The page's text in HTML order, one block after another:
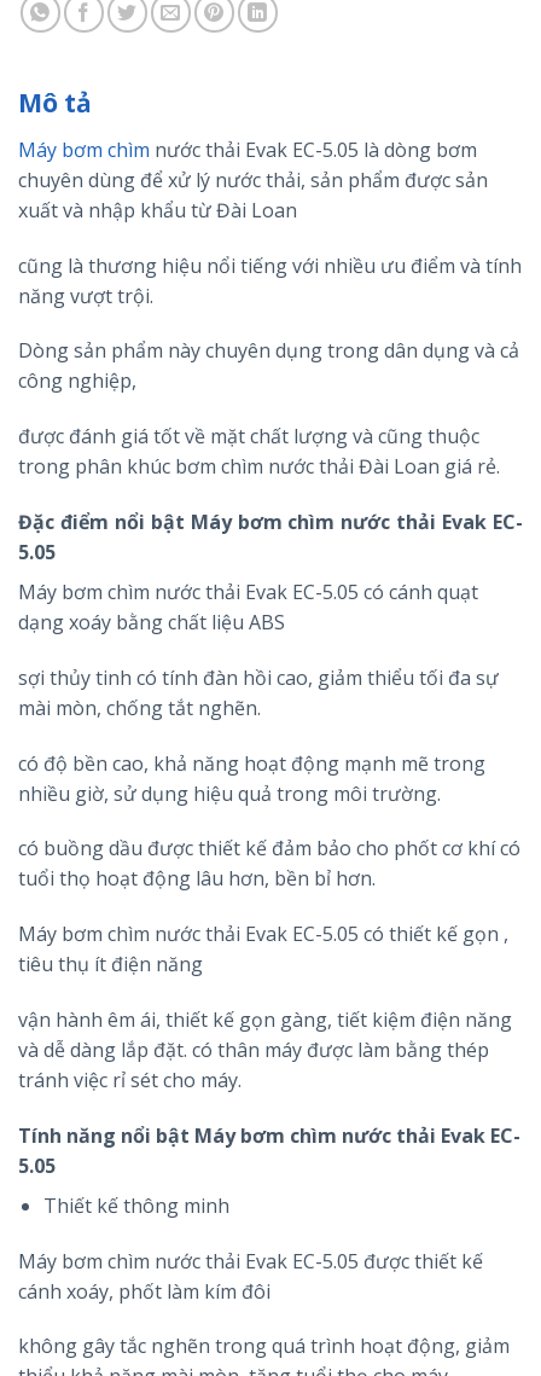
Mô tả
Máy bơm chìm nước thải Evak EC-5.05 là dòng bơm
chuyên dùng để xử lý nước thải, sản phẩm được sản
xuất và nhập khẩu từ Đài Loan
cũng là thương hiệu nổi tiếng với nhiều ưu điểm và tính
năng vượt trội.
Dòng sản phẩm này chuyên dụng trong dân dụng và cả
công nghiệp,
được đánh giá tốt về mặt chất lượng và cũng thuộc
trong phân khúc bơm chìm nước thải Đài Loan giá rẻ.
Đặc điểm nổi bật Máy bơm chìm nước thải Evak EC-
5.05
Máy bơm chìm nước thải Evak EC-5.05 có cánh quạt
dạng xoáy bằng chất liệu ABS
sợi thủy tinh có tính đàn hồi cao, giảm thiểu tối đa sự
mài mòn, chống tắt nghẽn.
có độ bền cao, khả năng hoạt động mạnh mẽ trong
nhiều giờ, sử dụng hiệu quả trong môi trường.
có buồng dầu được thiết kế đảm bảo cho phốt cơ khí có
tuổi thọ hoạt động lâu hơn, bền bỉ hơn.
Máy bơm chìm nước thải Evak EC-5.05 có thiết kế gọn ,
tiêu thụ ít điện năng
vận hành êm ái, thiết kế gọn gàng, tiết kiệm điện năng
và dễ dàng lắp đặt. có thân máy được làm bằng thép
tránh việc rỉ sét cho máy.
Tính năng nổi bật Máy bơm chìm nước thải Evak EC-
5.05
Thiết kế thông minh
Máy bơm chìm nước thải Evak EC-5.05 được thiết kế
cánh xoáy, phốt làm kím đôi
không gây tắc nghẽn trong quá trình hoạt động, giảm